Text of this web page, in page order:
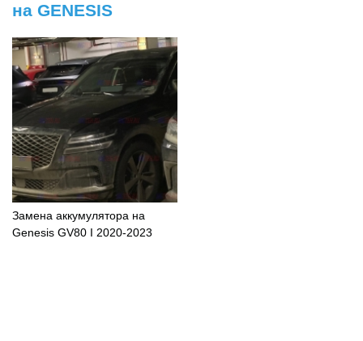
на GENESIS
Замена аккумулятора на
Genesis GV80 I 2020-2023